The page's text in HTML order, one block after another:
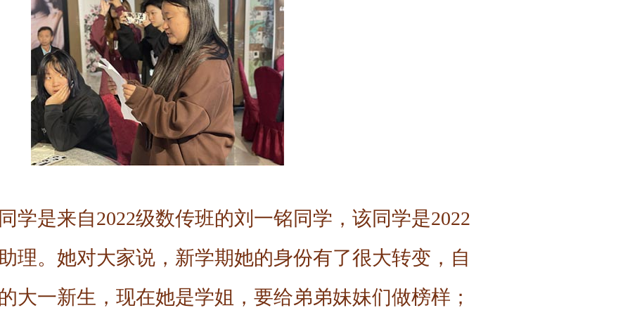
学是来自2022级数传班的刘一铭同学，该同学是2022
理。她对大家说，新学期她的身份有了很大转变，自
大一新生，现在她是学姐，要给弟弟妹妹们做榜样；